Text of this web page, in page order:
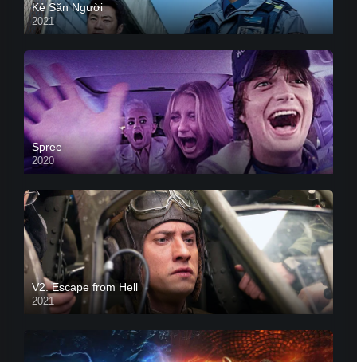
Kẻ Săn Người
2021
Spree
2020
V2. Escape from Hell
2021